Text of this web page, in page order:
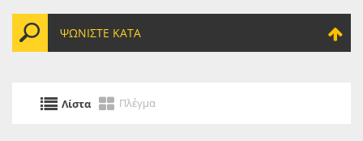
ΨΩΝΊΣΤΕ ΚΑΤΆ
Λίστα Πλέγμα